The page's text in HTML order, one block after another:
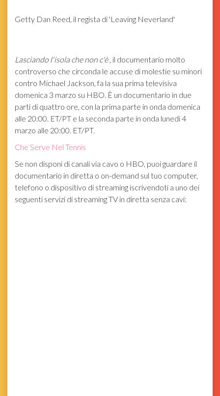
Getty Dan Reed, il regista di 'Leaving Neverland'
Lasciando l'isola che non c'è, il documentario molto
controverso che circonda le accuse di molestie su minori
contro Michael Jackson, fa la sua prima televisiva
domenica 3 marzo su HBO. È un documentario in due
parti di quattro ore, con la prima parte in onda domenica
alle 20:00. ET/PT e la seconda parte in onda lunedì 4
marzo alle 20:00. ET/PT.
Che Serve Nel Tennis
Se non disponi di canali via cavo o HBO, puoi guardare il
documentario in diretta o on-demand sul tuo computer,
telefono o dispositivo di streaming iscrivendoti a uno dei
seguenti servizi di streaming TV in diretta senza cavi: